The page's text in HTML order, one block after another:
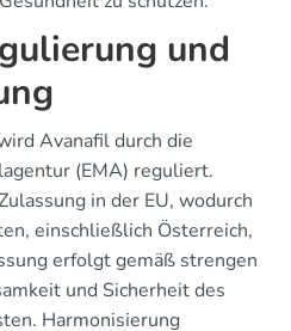
und
Avanafil durch die
(EMA) reguliert.
in der EU, wodurch
einschließlich Österreich,
erfolgt gemäß strengen
und Sicherheit des
Harmonisierung